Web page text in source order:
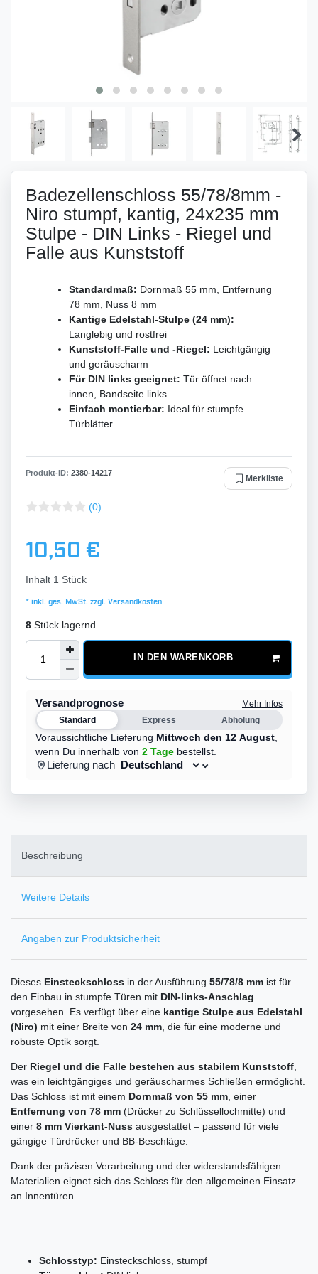
Badezellenschloss 55/78/8mm -
Niro stumpf, kantig, 24x235 mm
Stulpe - DIN Links - Riegel und
Falle aus Kunststoff
Standardmaß: Dornmaß 55 mm, Entfernung
78 mm, Nuss 8 mm
Kantige Edelstahl-Stulpe (24 mm):
Langlebig und rostfrei
Kunststoff-Falle und -Riegel: Leichtgängig
und geräuscharm
Für DIN links geeignet: Tür öffnet nach
innen, Bandseite links
Einfach montierbar: Ideal für stumpfe
Türblätter
Produkt-ID: 2380-14217
Merkliste
(0)
10,50 €
Inhalt 1 Stück
* inkl. ges. MwSt. zzgl. Versandkosten
8 Stück lagernd
IN DEN WARENKORB
Versandprognose
Mehr Infos
Standard
Express Abholung
Voraussichtliche Lieferung Mittwoch den 12 August
wenn Du innerhalb von 2 Tage bestellst.
Lieferung nach
Beschreibung
Weitere Details
Angaben zur Produktsicherheit
Dieses Einsteckschloss in der Ausführung 55/78/8 mm ist für
den Einbau in stumpfe Türen mit DIN-links-Anschlag
vorgesehen. Es verfügt über eine kantige Stulpe aus Edelstahl
(Niro) mit einer Breite von 24 mm , die für eine moderne und
robuste Optik sorgt.
Der Riegel und die Falle bestehen aus stabilem Kunststoff
was ein leichtgängiges und geräuscharmes Schließen ermöglicht.
Das Schloss ist mit einem Dornmaß von 55 mm , einer
Entfernung von 78 mm (Drücker zu Schlüssellochmitte) und
einer 8 mm Vierkant-Nuss ausgestattet – passend für viele
gängige Türdrücker und BB-Beschläge.
Dank der präzisen Verarbeitung und der widerstandsfähigen
Materialien eignet sich das Schloss für den allgemeinen Einsatz
an Innentüren.
Schlosstyp: Einsteckschloss, stumpf